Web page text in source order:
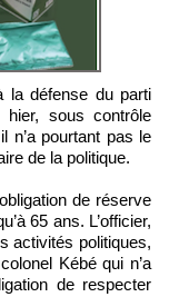
hier, sous contrôle
n’a pourtant pas le
de la politique.
de réserve
65 ans. L’officier,
activités politiques,
Kébé qui n’a
de respecter